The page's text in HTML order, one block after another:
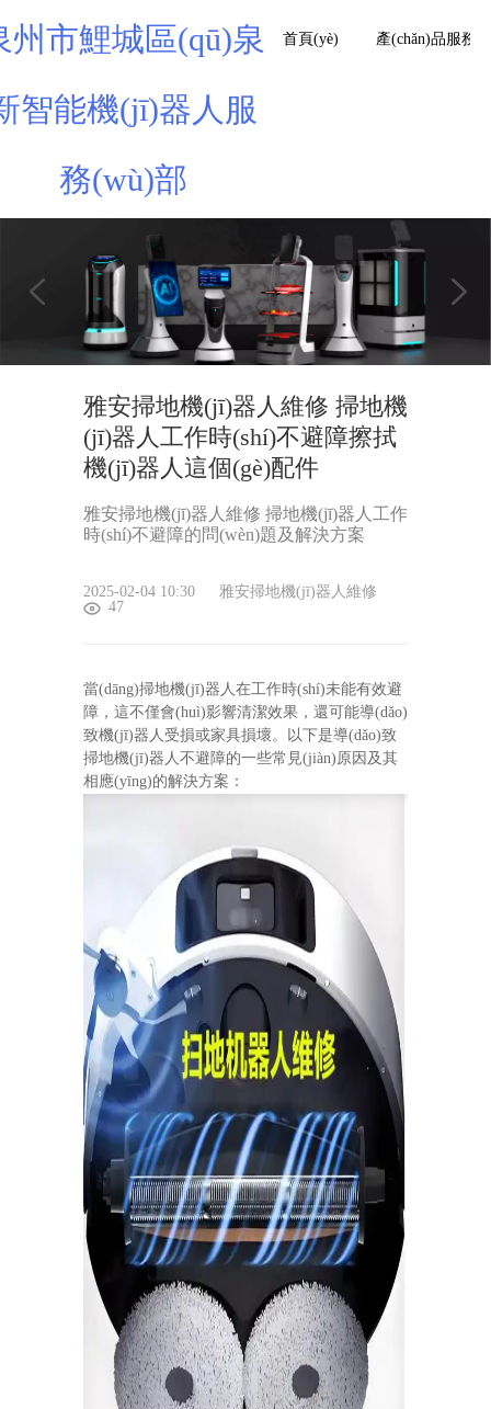
州市鯉城區(qū)泉
智能機(jī)器人服
務(wù)部
首頁(yè) 產(chǎn)品服務
雅安掃地機(jī)器人維修 掃地機
(jī)器人工作時(shí)不避障擦拭
機(jī)器人這個(gè)配件
雅安掃地機(jī)器人維修 掃地機(jī)器人工作
時(shí)不避障的問(wèn)題及解決方案
2025-02-04 10:30
雅安掃地機(jī)器人維修
47
當(dāng)掃地機(jī)器人在工作時(shí)未能有效避
障，這不僅會(huì)影響清潔效果，還可能導(dǎo)
致機(jī)器人受損或家具損壞。以下是導(dǎo)致
掃地機(jī)器人不避障的一些常見(jiàn)原因及其
相應(yīng)的解決方案：